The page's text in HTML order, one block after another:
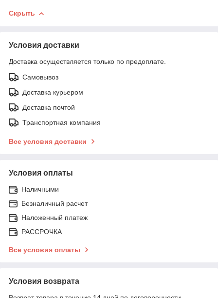
Скрыть
Условия доставки
Доставка осуществляется только по предоплате.
Самовывоз
Доставка курьером
Доставка почтой
Транспортная компания
Все условия доставки
Условия оплаты
Наличными
Безналичный расчет
Наложенный платеж
РАССРОЧКА
Все условия оплаты
Условия возврата